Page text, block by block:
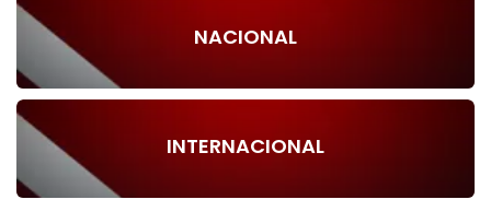
NACIONAL
INTERNACIONAL